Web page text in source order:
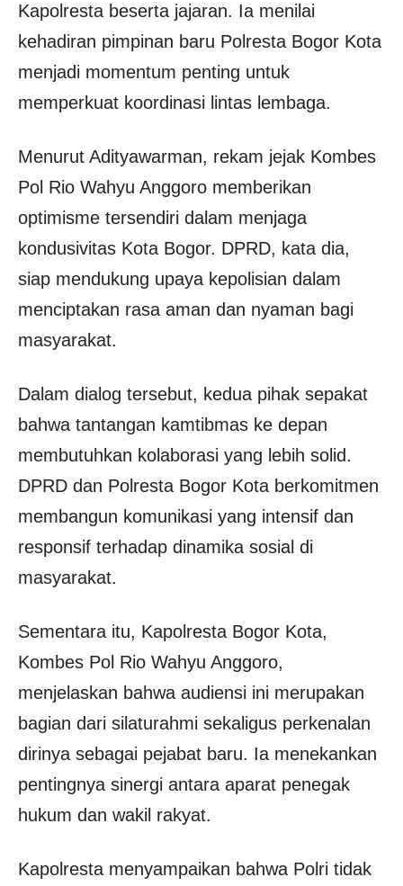
Kapolresta beserta jajaran. Ia menilai
kehadiran pimpinan baru Polresta Bogor Kota
menjadi momentum penting untuk
memperkuat koordinasi lintas lembaga.
Menurut Adityawarman, rekam jejak Kombes
Pol Rio Wahyu Anggoro memberikan
optimisme tersendiri dalam menjaga
kondusivitas Kota Bogor. DPRD, kata dia,
siap mendukung upaya kepolisian dalam
menciptakan rasa aman dan nyaman bagi
masyarakat.
Dalam dialog tersebut, kedua pihak sepakat
bahwa tantangan kamtibmas ke depan
membutuhkan kolaborasi yang lebih solid.
DPRD dan Polresta Bogor Kota berkomitmen
membangun komunikasi yang intensif dan
responsif terhadap dinamika sosial di
masyarakat.
Sementara itu, Kapolresta Bogor Kota,
Kombes Pol Rio Wahyu Anggoro,
menjelaskan bahwa audiensi ini merupakan
bagian dari silaturahmi sekaligus perkenalan
dirinya sebagai pejabat baru. Ia menekankan
pentingnya sinergi antara aparat penegak
hukum dan wakil rakyat.
Kapolresta menyampaikan bahwa Polri tidak